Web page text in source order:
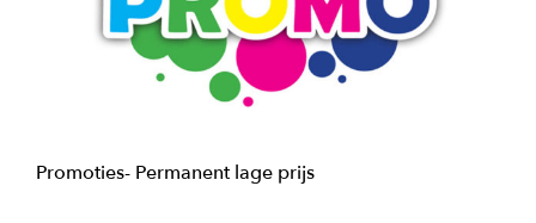
Promoties- Permanent lage prijs